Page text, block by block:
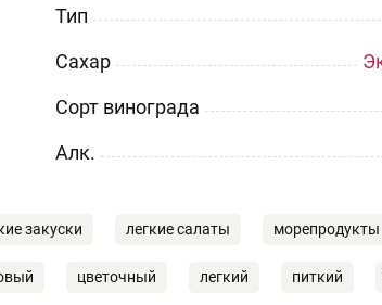
Тип
Сахар
Сорт винограда
Aлк.
закуски легкие салаты морепродукты
цветочный легкий питкий